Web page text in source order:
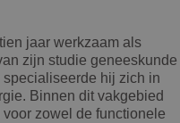
jaar werkzaam als
zijn studie geneeskunde
hij zich in
Binnen dit vakgebied
zowel de functionele